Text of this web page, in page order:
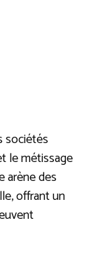
sociétés
le métissage
arène des
offrant un